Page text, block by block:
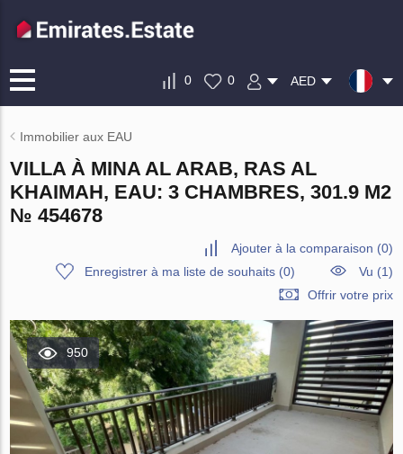
0 0 AED
Immobilier aux EAU
VILLA À MINA AL ARAB, RAS AL
KHAIMAH, EAU: 3 CHAMBRES, 301.9 M2
№ 454678
Ajouter à la comparaison (0)
Enregistrer à ma liste de souhaits(0)
Vu (1)
Offrir votre prix
950